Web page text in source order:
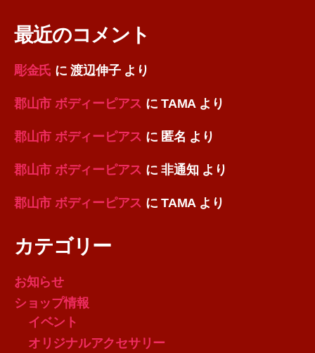
最近のコメント
彫金氏 に渡辺伸子より
郡山市 ボディーピアス にTAMAより
郡山市 ボディーピアス に 匿名 より
郡山市 ボディーピアス に非通知 より
郡山市 ボディーピアス にTAMAより
カテゴリー
お知らせ
ショップ情報
イベント
オリジナルアクセサリー